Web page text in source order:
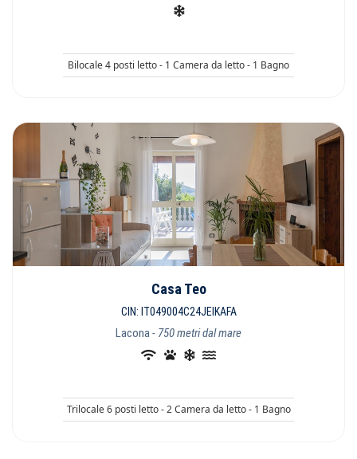
Bilocale 4 posti letto - 1 Camera da letto - 1 Bagno
Casa Teo
CIN: IT049004C24JEIKAFA
Lacona- 750 metri dal mare
Trilocale 6 posti letto - 2 Camera da letto - 1 Bagno